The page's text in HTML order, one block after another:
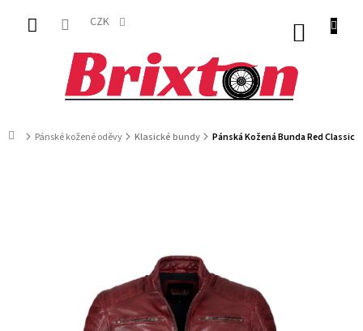
obsah
CZK
DomůPánské kožené oděvy Klasické bundy Pánská Kožená Bunda Red Classic